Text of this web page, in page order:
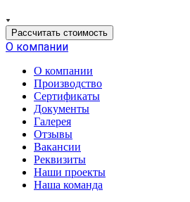
Рассчитать стоимость
О компании
О компании
Производство
Сертификаты
Документы
Галерея
Отзывы
Вакансии
Реквизиты
Наши проекты
Наша команда